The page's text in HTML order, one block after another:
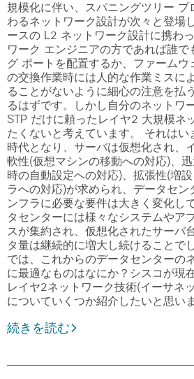
規模化に伴い、スパニングツリー プ
わるネットワーク設計が次々と登場
ースの L2 ネットワーク設計に携わ
ワーク エンジニアの方であれば誰で
グ ポートを配置するか、ファームウ
の交換作業時には人的な作業ミスに
ることがないように細心の注意を払
るはずです。しかし自分のネットワ
STP だけに頼ったレイヤ2 大規模ネ
たくないと考えています。 それはい
時代となり、サーバは仮想化され、
軟性(仮想マシンの移動への対応)、
時の自動設定への対応)、拡張性(増
ラへの対応)が求められ、データセン
ンフラに必要な要件は大きく変化し
タセンターには様々なシステムやア
スが集約され、仮想化されたサーバ
タ量は継続的に増大し続けることで
では、これからのデータセンターの
に最適なものはなにか？シスコが現
レイヤ2ネットワーク技術(イーサネ
についていくつか紹介したいと思い
続きを読む